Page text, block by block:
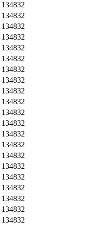
134832
134832
134832
134832
134832
134832
134832
134832
134832
134832
134832
134832
134832
134832
134832
134832
134832
134832
134832
134832
134832